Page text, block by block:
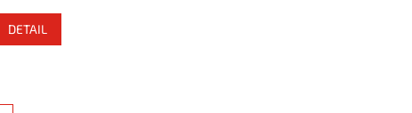
DETAIL